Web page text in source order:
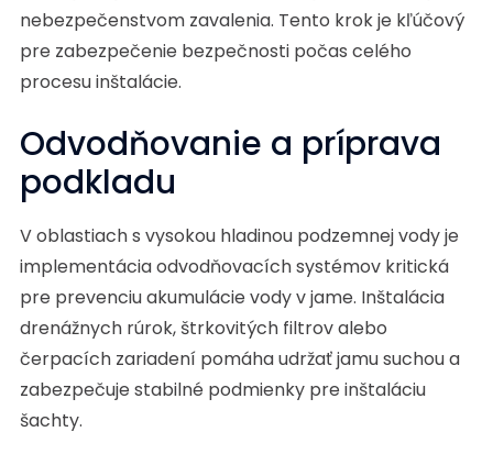
nebezpečenstvom zavalenia. Tento krok je kľúčový
pre zabezpečenie bezpečnosti počas celého
procesu inštalácie.
Odvodňovanie a príprava
podkladu
V oblastiach s vysokou hladinou podzemnej vody je
implementácia odvodňovacích systémov kritická
pre prevenciu akumulácie vody v jame. Inštalácia
drenážnych rúrok, štrkovitých filtrov alebo
čerpacích zariadení pomáha udržať jamu suchou a
zabezpečuje stabilné podmienky pre inštaláciu
šachty.